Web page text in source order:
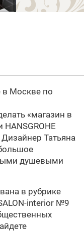
в Москве по
«магазин в
Татьяна
душевыми
в рубрике
interior №9